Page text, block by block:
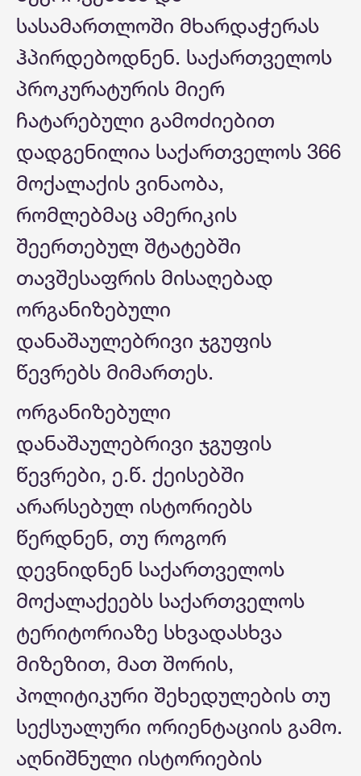
სასამართლოში მხარდაჭერას
ჰპირდებოდნენ. საქართველოს
პროკურატურის მიერ
ჩატარებული გამოძიებით
დადგენილია საქართველოს 366
მოქალაქის ვინაობა,
რომლებმაც ამერიკის
შეერთებულ შტატებში
თავშესაფრის მისაღებად
ორგანიზებული
დანაშაულებრივი ჯგუფის
წევრებს მიმართეს.
ორგანიზებული
დანაშაულებრივი ჯგუფის
წევრები, ე.წ. ქეისებში
არარსებულ ისტორიებს
წერდნენ, თუ როგორ
დევნიდნენ საქართველოს
მოქალაქეებს საქართველოს
ტერიტორიაზე სხვადასხვა
მიზეზით, მათ შორის,
პოლიტიკური შეხედულების თუ
სექსუალური ორიენტაციის გამო.
აღნიშნული ისტორიების